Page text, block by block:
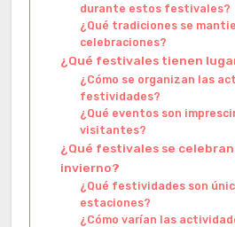
durante estos festivales?
¿Qué tradiciones se
celebraciones?
¿Qué festivales tienen
¿Cómo se organizan las
festividades?
¿Qué eventos son
visitantes?
¿Qué festivales se
invierno?
¿Qué festividades son
estaciones?
¿Cómo varían las